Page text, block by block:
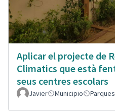
Aplicar el projecte de
Climatics que està
seus centres escolars
Javier Municipio